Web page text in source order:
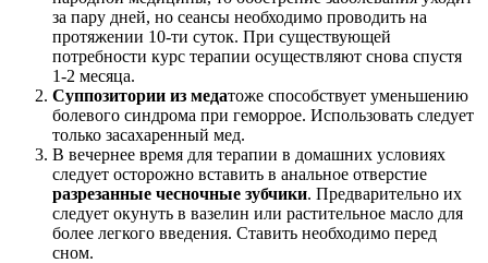
за пару дней, но сеансы необходимо проводить на
протяжении 10-ти суток. При существующей
потребности курс терапии осуществляют снова спустя
1-2 месяца.
Суппозитории из медатоже способствует уменьшению
болевого синдрома при геморрое. Использовать следует
только засахаренный мед.
В вечернее время для терапии в домашних условиях
следует осторожно вставить в анальное отверстие
разрезанные чесночные зубчики. Предварительно их
следует окунуть в вазелин или растительное масло для
более легкого введения. Ставить необходимо перед
сном.